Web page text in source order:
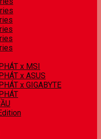
x MSI
x ASUS
x GIGABYTE